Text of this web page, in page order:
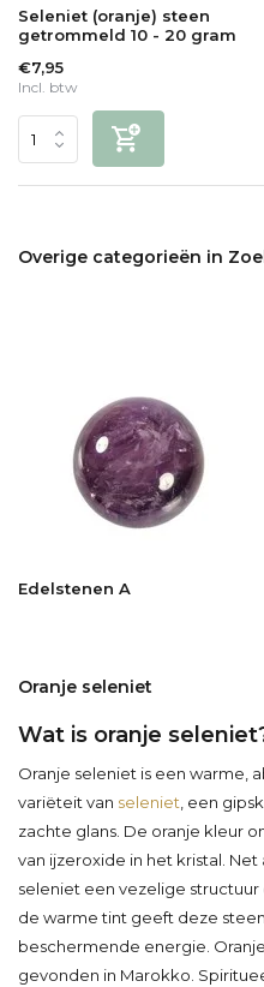
Seleniet (oranje) steen
getrommeld 10 - 20 gram
€7,95
Incl. btw
Overige categorieën in
Edelstenen A
Oranje seleniet
Wat is oranje
Oranje seleniet is een warme,
variëteit van seleniet , een
zachte glans. De oranje kleur
van ijzeroxide in het kristal. Net
seleniet een vezelige
de warme tint geeft deze
beschermende energie.
gevonden in Marokko.